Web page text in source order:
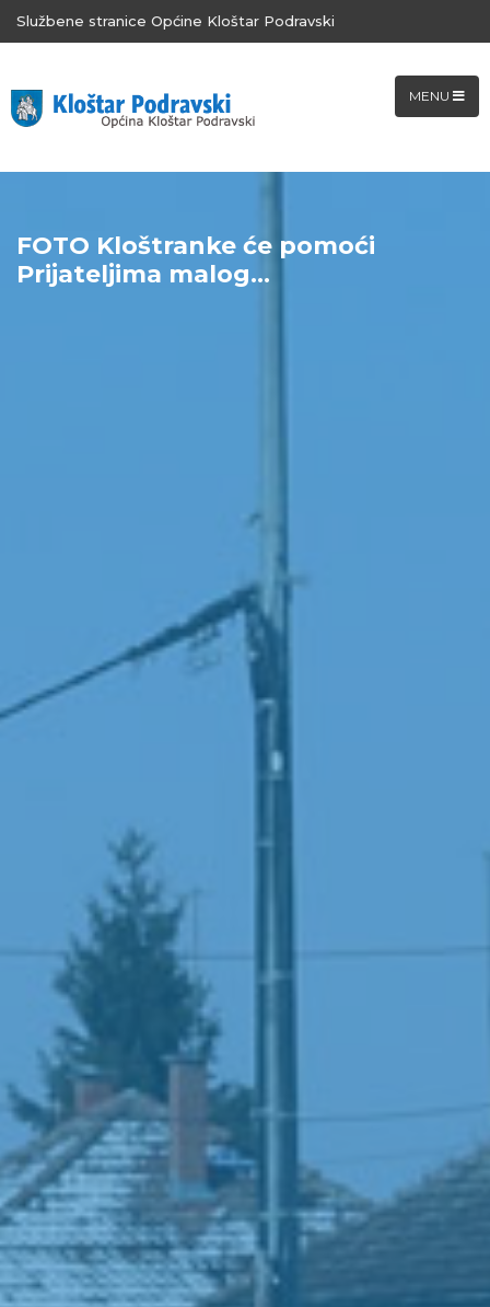
Službene stranice Općine Kloštar Podravski
MENU
FOTO Kloštranke će pomoći
Prijateljima malog...